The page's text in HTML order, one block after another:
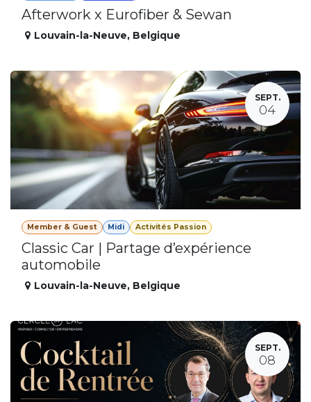
Afterwork x Eurofiber & Sewan
Louvain-la-Neuve, Belgique
SEPT.
04
Member & Guest Midi Activités Passion
Classic Car | Partage d’expérience
automobile
Louvain-la-Neuve, Belgique
SEPT.
08